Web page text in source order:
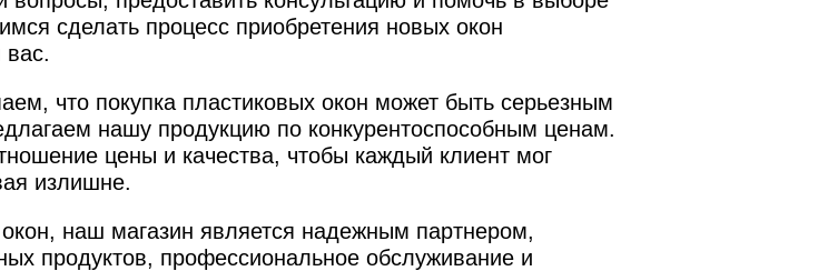
сделать процесс приобретения новых окон
что покупка пластиковых окон может быть серьезным
нашу продукцию по конкурентоспособным ценам.
цены и качества, чтобы каждый клиент мог
излишне.
наш магазин является надежным партнером,
продуктов, профессиональное обслуживание и